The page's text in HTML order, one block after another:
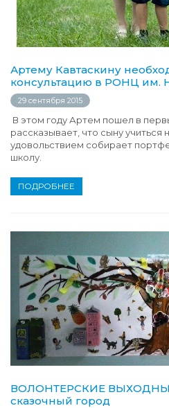
Артему Кавтаскину
консультацию в РОНЦ им.
29 сентября 2015
В этом году Артем пошел в
рассказывает, что сыну учиться
удовольствием собирает
школу.
ПОДРОБНЕЕ
ВОЛОНТЕРСКИЕ
сказочный город